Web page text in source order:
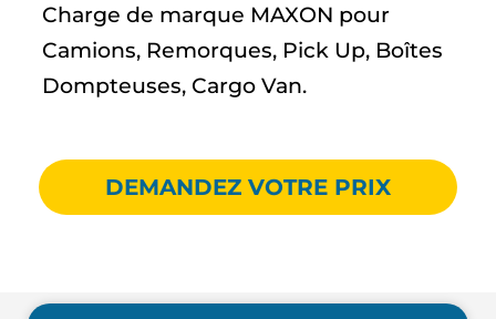
Charge de marque MAXON pour
Camions, Remorques, Pick Up, Boîtes
Dompteuses, Cargo Van.
DEMANDEZ VOTRE PRIX